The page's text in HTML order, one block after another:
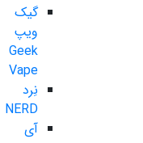
گیک
ویپ
Geek
Vape
نِرد
NERD
آی